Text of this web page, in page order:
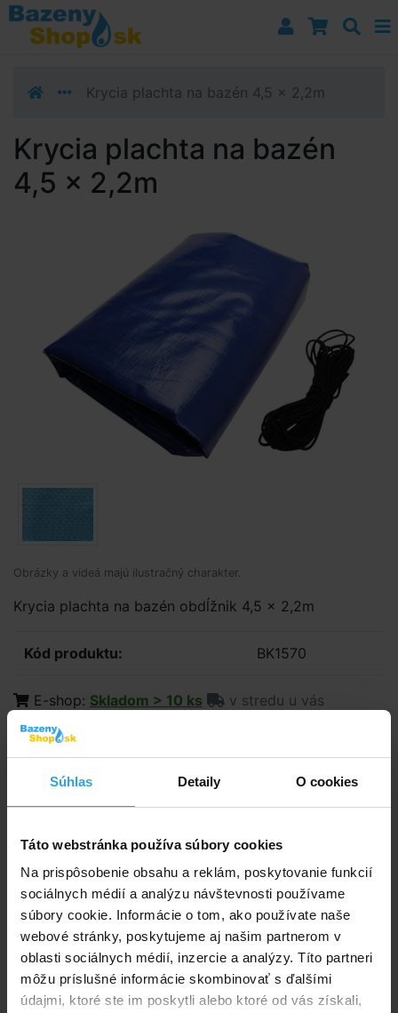
Súhlas Detaily O cookies
Táto webstránka používa súbory cookies
Na prispôsobenie obsahu a reklám, poskytovanie funkcií
sociálnych médií a analýzu návštevnosti používame
súbory cookie. Informácie o tom, ako používate naše
webové stránky, poskytujeme aj našim partnerom v
oblasti sociálnych médií, inzercie a analýzy. Títo partneri
môžu príslušné informácie skombinovať s ďalšími
údajmi, ktoré ste im poskytli alebo ktoré od vás získali,
Prejsť k navigácii
Prejsť na obsah
Prejsť k bočnému stĺpci
Krycia plachta na bazén 4,5 x 2,2m
Krycia plachta na bazén
4,5 x 2,2m
Obrázky a videá majú ilustračný charakter.
Krycia plachta na bazén obdĺžnik 4,5 x 2,2m
Kód produktu: BK1570
E-shop: Skladom > 10 ks v stredu u vás
Do košíka
Spýtajte sa predavača
Podrobný popis
Podrobný popis
Plachta na bazén obdĺžnik 4,5 × 2,2m (skutočný
rozmer plachty je cca 5,2×2,9m).